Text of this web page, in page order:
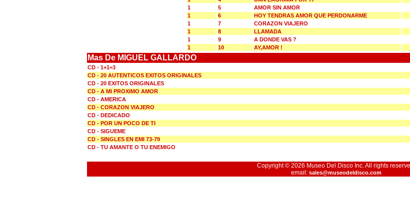
1
5
AMOR SIN AMOR
1
6
HOY TENDRAS AMOR QUE PERDONARME
1
7
CORAZON VIAJERO
1
8
LLAMADA
1
9
A DONDE VAS ?
1
10 AY,AMOR !
Mas De MIGUEL GALLARDO
CD - 1+1=3
CD - 20 AUTENTICOS EXITOS ORIGINALES
CD - 20 EXITOS ORIGINALES
CD - A MI PROXIMO AMOR
CD - AMERICA
CD - CORAZON VIAJERO
CD - DEDICADO
CD - POR UN POCO DE TI
CD - SIGUEME
CD - SINGLES EN EMI 73-79
CD - TU AMANTE O TU ENEMIGO
Copyright © 2026 Museo Del Disco Inc. All rights
email: sales@museodeldisco.com